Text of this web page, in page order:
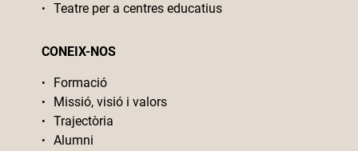
Teatre per a centres educatius
CONEIX-NOS
Formació
Missió, visió i valors
Trajectòria
Alumni